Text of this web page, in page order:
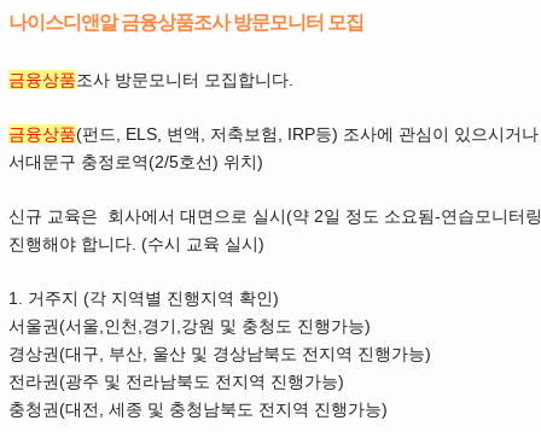
나이스디앤알 금융상품조사 방문모니터 모집
금융상품조사 방문모니터 모집합니다.
금융상품(펀드, ELS, 변액, 저축보험, IRP등) 조사에 관심이 있으시거
서대문구 충정로역(2/5호선) 위치)
신규 교육은 회사에서 대면으로 실시(약 2일 정도 소요됨-연습모니터
진행해야 합니다. (수시 교육 실시)
1. 거주지 (각 지역별 진행지역 확인)
서울권(서울,인천,경기,강원 및 충청도 진행가능)
경상권(대구, 부산, 울산 및 경상남북도 전지역 진행가능)
전라권(광주 및 전라남북도 전지역 진행가능)
충청권(대전, 세종 및 충청남북도 전지역 진행가능)